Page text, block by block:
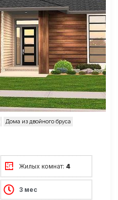
Дома из двойного бруса
Жилых комнат: 4
3 мес